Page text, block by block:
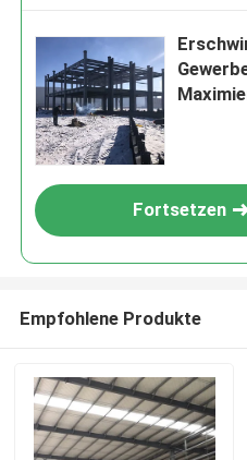
Fortsetzen
Empfohlene Produkte